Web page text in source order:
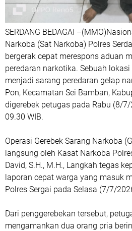
SERDANG BEDAGAI
Narkoba (Sat Narkoba) Polres
bergerak cepat merespons aduan
peredaran narkotika. Sebuah
menjadi sarang peredaran gelap
Pon, Kecamatan Sei Bamban,
digerebek petugas pada Rabu (8/
09.30 WIB.
Operasi Gerebek Sarang Narkoba
langsung oleh Kasat Narkoba
David, S.H., M.H., Langkah tegas
laporan cepat warga yang masuk
Polres Sergai pada Selasa (7/7/
Dari penggerebekan tersebut,
mengamankan dua orang pria